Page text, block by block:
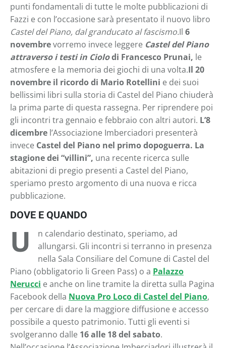
punti fondamentali di tutte le molte pubblicazioni di
Fazzi e con l’occasione sarà presentato il nuovo libro
Castel del Piano, dal granducato al fascismo.Il 6
novembrevorremo invece leggere Castel del Piano
attraverso i testi in Ciolodi Francesco Prunai, le
atmosfere e la memoria dei giochi di una volta.Il 20
novembre il ricordo di Mario Rotellini e dei suoi
bellissimi libri sulla storia di Castel del Piano chiuderà
la prima parte di questa rassegna. Per riprendere poi
gli incontri tra gennaio e febbraio con altri autori. L’8
dicembre l’Associazione Imberciadori presenterà
invece Castel del Piano nel primo dopoguerra. La
stagione dei “villini”, una recente ricerca sulle
abitazioni di pregio presenti a Castel del Piano,
speriamo presto argomento di una nuova e ricca
pubblicazione.
DOVE E QUANDO
U
n calendario destinato, speriamo, ad
allungarsi. Gli incontri si terranno in presenza
nella Sala Consiliare del Comune di Castel del
Piano (obbligatorio li Green Pass) o a Palazzo
Nerucci e anche on line tramite la diretta sulla Pagina
Facebook della Nuova Pro Loco di Castel del Piano,
per cercare di dare la maggiore diffusione e accesso
possibile a questo patrimonio. Tutti gli eventi si
svolgeranno dalle 16 alle 18 del sabato.